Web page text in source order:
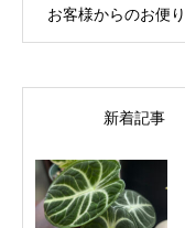
お客様からのお便
新着記事